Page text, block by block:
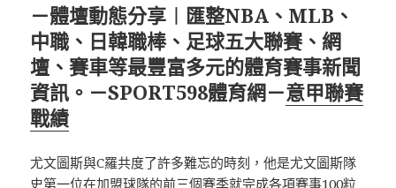
－體壇動態分享︱匯整NBA、MLB、
中職、日韓職棒、足球五大聯賽、網
壇、賽車等最豐富多元的體育賽事新聞
資訊。－SPORT598體育網－意甲聯賽
戰績
尤文圖斯與C羅共度了許多難忘的時刻，他是尤文圖斯隊
史第一位在加盟球隊的前三個賽季就完成各項賽事100粒